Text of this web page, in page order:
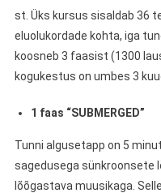
st. Üks kursus sisaldab 36
eluolukordade kohta, iga
koosneb 3 faasist (1300
kogukestus on umbes 3
1 faas “SUBMERGED”
Tunni algusetapp on 5
sagedusega sünkroonsete
lõõgastava muusikaga.